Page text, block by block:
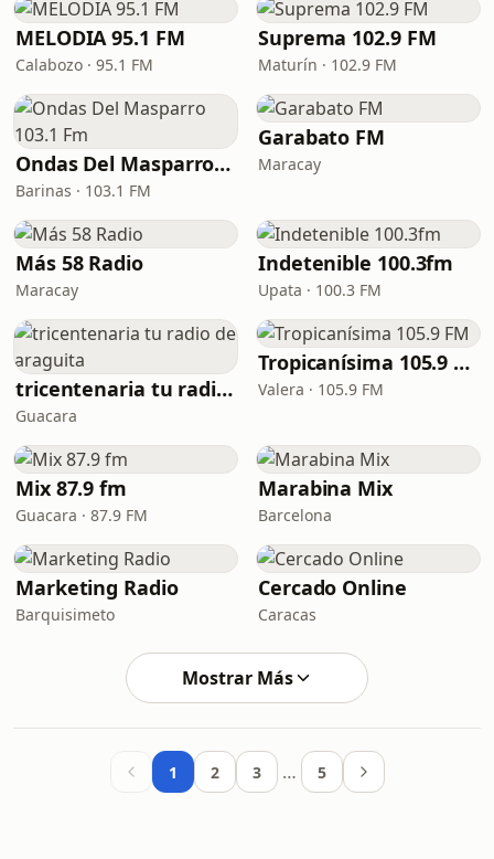
MELODIA 95.1 FM
Calabozo · 95.1 FM
Suprema 102.9 FM
Maturín · 102.9 FM
Ondas Del Masparro 103.1 Fm
Barinas · 103.1 FM
Garabato FM
Maracay
Más 58 Radio
Maracay
Indetenible 100.3fm
Upata · 100.3 FM
tricentenaria tu radio de araguita
Guacara
Tropicanísima 105.9 FM
Valera · 105.9 FM
Mix 87.9 fm
Guacara · 87.9 FM
Marabina Mix
Barcelona
Marketing Radio
Barquisimeto
Cercado Online
Caracas
Mostrar Más
1 2 3 … 5